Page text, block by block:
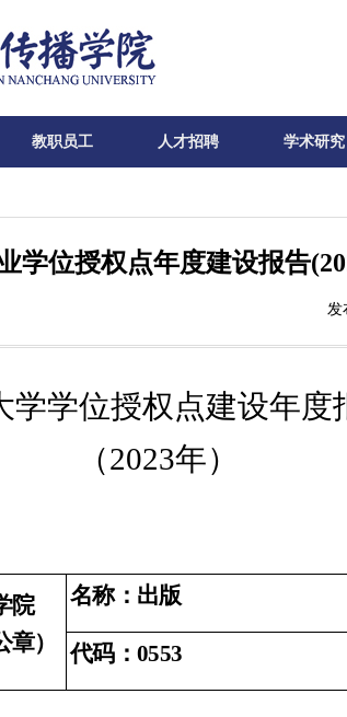
教职员工 人才招聘 学术研究
学位授权点年度建设报告
发
学学位授权点建设年度
（2023年）
院
章）
名称：出版
代码： 0553